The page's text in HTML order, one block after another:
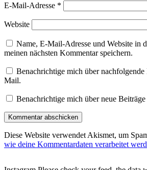
E-Mail-Adresse *
Website
Name, E-Mail-Adresse und Website in
meinen nächsten Kommentar speichern.
Benachrichtige mich über
Mail.
Benachrichtige mich über neue
Diese Website verwendet Akismet, um
wie deine Kommentardaten verarbeitet